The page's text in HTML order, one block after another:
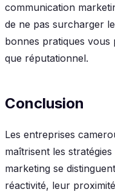
communication
de ne pas surcharger
bonnes pratiques
que réputationnel.
Conclusion
Les entreprises
maîtrisent les
marketing se
réactivité, leur